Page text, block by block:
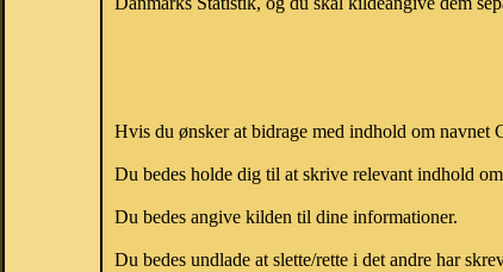
Hvis du ønsker at bidrage med indhold om navnet
Du bedes holde dig til at skrive relevant indhold
Du bedes angive kilden til dine informationer.
Du bedes undlade at slette/rette i det andre har